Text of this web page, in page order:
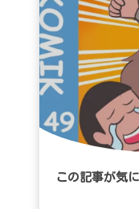
この記事が気